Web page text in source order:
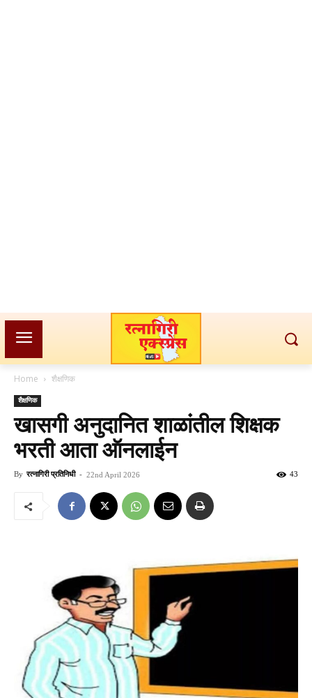
Home शैक्षणिक
शैक्षणिक
खासगी अनुदानित शाळांतील शिक्षक
भरती आता ऑनलाईन
By रत्नागिरी प्रतिनिधी - 22nd April 2026 43